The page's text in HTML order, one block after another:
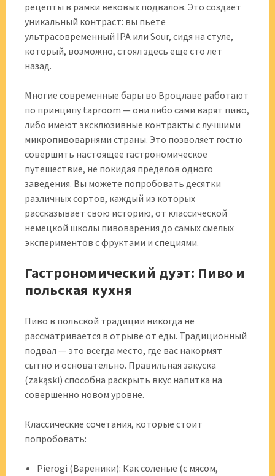
рецепты в рамки вековых подвалов. Это создает
уникальный контраст: вы пьете
ультрасовременный IPA или Sour, сидя на стуле,
который, возможно, стоял здесь еще сто лет
назад.
Многие современные бары во Вроцлаве работают
по принципу taproom — они либо сами варят пиво,
либо имеют эксклюзивные контракты с лучшими
микропивоварнями страны. Это позволяет гостю
совершить настоящее гастрономическое
путешествие, не покидая пределов одного
заведения. Вы можете попробовать десятки
различных сортов, каждый из которых
рассказывает свою историю, от классической
немецкой школы пивоварения до самых смелых
экспериментов с фруктами и специями.
Гастрономический дуэт: Пиво и
польская кухня
Пиво в польской традиции никогда не
рассматривается в отрыве от еды. Традиционный
подвал — это всегда место, где вас накормят
сытно и основательно. Правильная закуска
(zakąski) способна раскрыть вкус напитка на
совершенно новом уровне.
Классические сочетания, которые стоит
попробовать:
Pierogi (Вареники): Как соленые (с мясом,